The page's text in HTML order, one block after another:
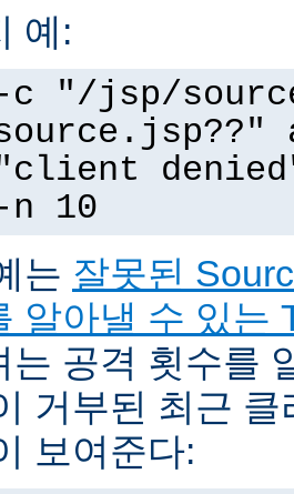
예:
c "/jsp/
10
는 잘못된
알아낼 수 있는
는 공격 횟수를
거부된 최근
보여준다: